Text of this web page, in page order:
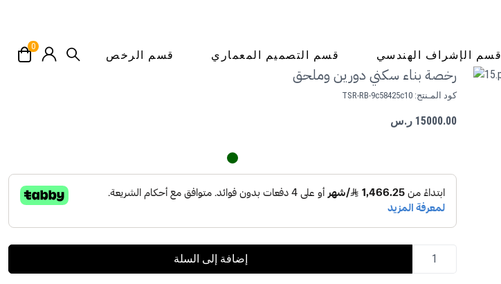
قسم الإشراف الهندسي قسم التصميم المعماري قسم الرخص
0
رخصة بناء سكني دورين وملحق
كود المـنتج: TSR-RB-9c58425c10
15000.00 ر.س
إضافة إلى السلة